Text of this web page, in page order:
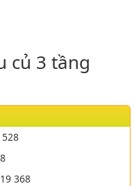
củ 3 tầng
368